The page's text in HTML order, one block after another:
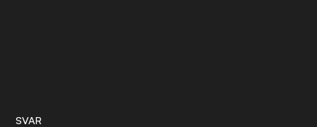
SVAR